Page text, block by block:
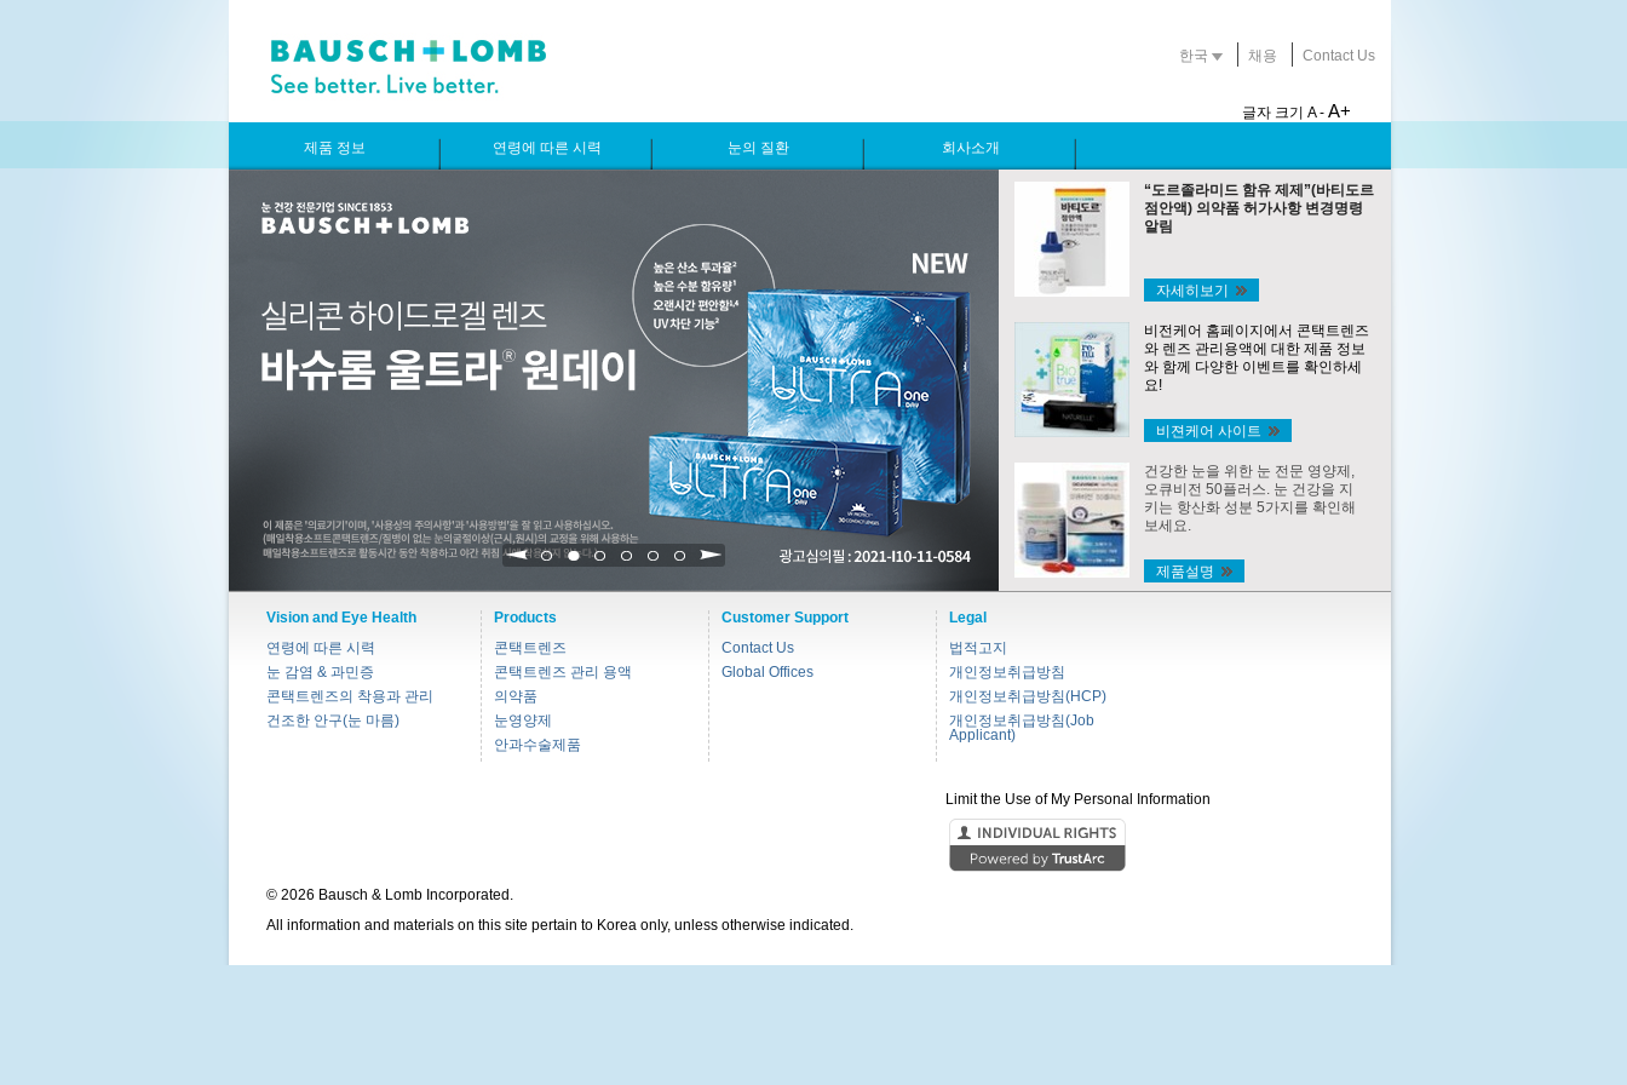
한국 채용 Contact Us
글자 크기 A - A+
제품 정보 연령에 따른 시력 눈의 질환 회사소개
1 2 3 4 5 6
“도르졸라미드 함유 제제”(바티도르
점안액) 의약품 허가사항 변경명령
알림
자세히보기
비전케어 홈페이지에서 콘택트렌즈
와 렌즈 관리용액에 대한 제품 정보
와 함께 다양한 이벤트를 확인하세
요!
비젼케어 사이트
건강한 눈을 위한 눈 전문 영양제,
오큐비전 50플러스. 눈 건강을 지
키는 항산화 성분 5가지를 확인해
보세요.
제품설명
Vision and Eye Health
연령에 따른 시력
눈 감염 & 과민증
콘택트렌즈의 착용과 관리
건조한 안구(눈 마름)
Products
콘택트렌즈
콘택트렌즈 관리 용액
의약품
눈영양제
안과수술제품
Customer Support
Contact Us
Global Offices
Legal
법적고지
개인정보취급방침
개인정보취급방침(HCP)
개인정보취급방침(Job
Applicant)
Limit the Use of My Personal Information
© 2026 Bausch & Lomb Incorporated.
All information and materials on this site pertain to Korea only, unless otherwise indicated.